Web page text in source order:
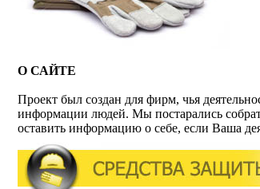
О САЙТЕ
Проект был создан для фирм, чья
информации людей. Мы постарались
оставить информацию о себе, если Ваша